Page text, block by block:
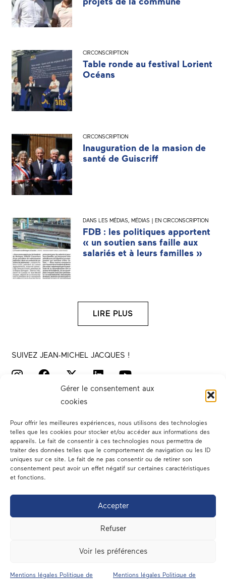
Gérer le consentement aux
cookies
Pour offrir les meilleures expériences, nous utilisons des technologies
telles que les cookies pour stocker et/ou accéder aux informations des
appareils. Le fait de consentir à ces technologies nous permettra de
traiter des données telles que le comportement de navigation ou les ID
uniques sur ce site. Le fait de ne pas consentir ou de retirer son
consentement peut avoir un effet négatif sur certaines caractéristiques
et fonctions.
Accepter
Refuser
Voir les préférences
Mentions légales Politique de Mentions légales Politique de
CIRCONSCRIPTION
Table ronde au festival Lorient
Océans
CIRCONSCRIPTION
Inauguration de la masion de
santé de Guiscriff
DANS LES MÉDIAS, MÉDIAS | EN CIRCONSCRIPTION
FDB : les politiques apportent
« un soutien sans faille aux
salariés et à leurs familles »
LIRE PLUS
SUIVEZ JEAN-MICHEL JACQUES !
Votre député
Dans les médias
En circonscription
A l’assemblée
Contact